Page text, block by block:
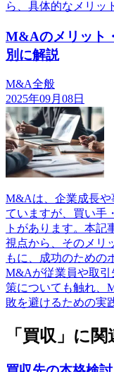
ら、具体的なメリッ
M&Aのメリット
別に解説
M&A全般
2025年09月08日
M&Aは、企業成長や
ていますが、買い手
トがあります。本
視点から、そのメリ
もに、成功のための
M&Aが従業員や取引
策についても触れ、
敗を避けるための実
「買収」に